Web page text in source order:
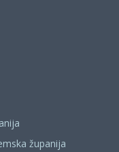
županija